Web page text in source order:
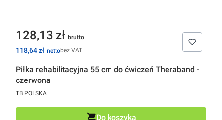
Piłka rehabilitacyjna 55 cm do ćwiczeń Theraband -
czerwona
PRODUCENT
TB POLSKA
Cena
128,13 zł
Cena
118,64 zł bez VAT
Do koszyka